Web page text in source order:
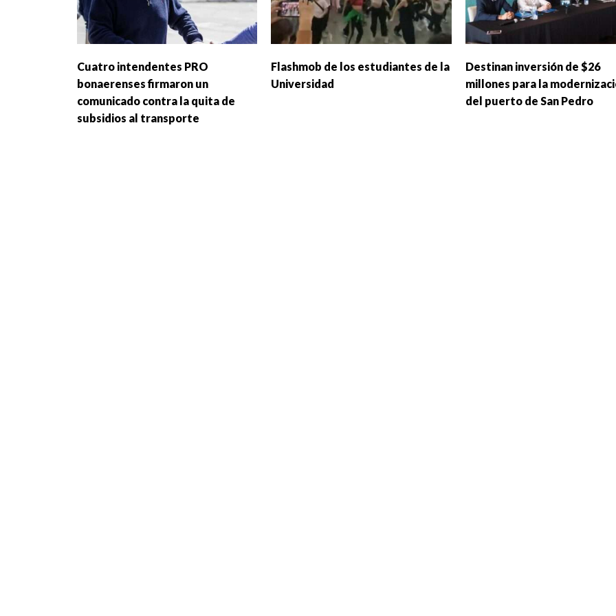
Cuatro intendentes PRO
bonaerenses firmaron un
comunicado contra la quita de
subsidios al transporte
Flashmob de los estudiantes de la
Universidad
Destinan inversión de $26
millones para la
del puerto de San Pedro